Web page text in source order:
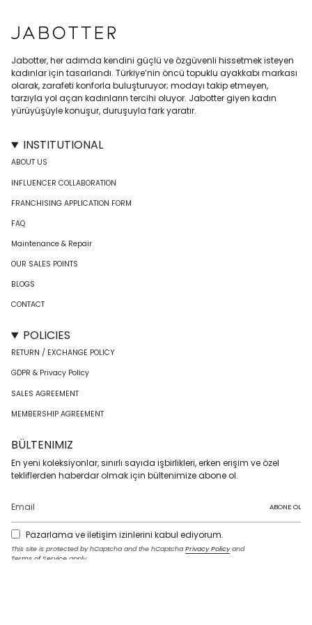
Jabotter, her adımda kendini güçlü ve özgüvenli hissetmek isteyen
kadınlar için tasarlandı. Türkiye’nin öncü topuklu ayakkabı markası
olarak, zarafeti konforla buluşturuyor; modayı takip etmeyen,
tarzıyla yol açan kadınların tercihi oluyor. Jabotter giyen kadın
yürüyüşüyle konuşur, duruşuyla fark yaratır.
INSTITUTIONAL
ABOUT US
INFLUENCER COLLABORATION
FRANCHISING APPLICATION FORM
FAQ
Maintenance & Repair
OUR SALES POINTS
BLOGS
CONTACT
POLICIES
RETURN / EXCHANGE POLICY
GDPR & Privacy Policy
SALES AGREEMENT
MEMBERSHIP AGREEMENT
BÜLTENIMIZ
En yeni koleksiyonlar, sınırlı sayıda işbirlikleri, erken erişim ve özel
tekliflerden haberdar olmak için bültenimize abone ol.
ABONE OL
Pazarlama ve iletişim izinlerini kabul ediyorum.
This site is protected by hCaptcha and the hCaptcha Privacy Policy and
Terms of Service apply.